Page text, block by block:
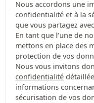
Nous accordons une
confidentialité et à la
que vous partagez
En tant que l'une de
mettons en place des
protection de vos
Nous vous invitons
confidentialité
informations
sécurisation de vos